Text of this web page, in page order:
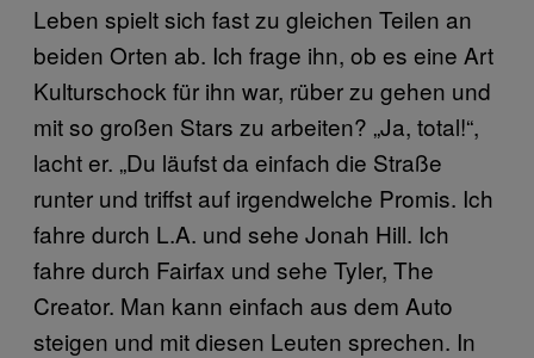
Leben spielt sich fast zu gleichen Teilen an
beiden Orten ab. Ich frage ihn, ob es eine Art
Kulturschock für ihn war, rüber zu gehen und
mit so großen Stars zu arbeiten? „Ja, total!“,
lacht er. „Du läufst da einfach die Straße
runter und triffst auf irgendwelche Promis. Ich
fahre durch L.A. und sehe Jonah Hill. Ich
fahre durch Fairfax und sehe Tyler, The
Creator. Man kann einfach aus dem Auto
steigen und mit diesen Leuten sprechen. In